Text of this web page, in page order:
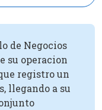
de Negocios
su operacion
registro un
llegando a su